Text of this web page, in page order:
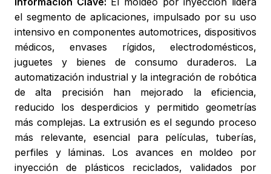
el segmento de aplicaciones, impulsado por su uso
intensivo en componentes automotrices, dispositivos
médicos, envases rígidos, electrodomésticos,
juguetes y bienes de consumo duraderos. La
automatización industrial y la integración de robótica
de alta precisión han mejorado la eficiencia,
reducido los desperdicios y permitido geometrías
más complejas. La extrusión es el segundo proceso
más relevante, esencial para películas, tuberías,
perfiles y láminas. Los avances en moldeo por
inyección de plásticos reciclados, validados por